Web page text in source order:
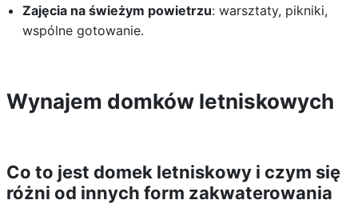
Zajęcia na świeżym powietrzu: warsztaty, pikniki,
wspólne gotowanie.
Wynajem domków letniskowych
Co to jest domek letniskowy i czym się
różni od innych form zakwaterowania